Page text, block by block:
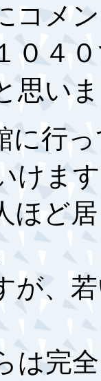
コメ
０４
思い
に行
けま
ほど
が、
は完